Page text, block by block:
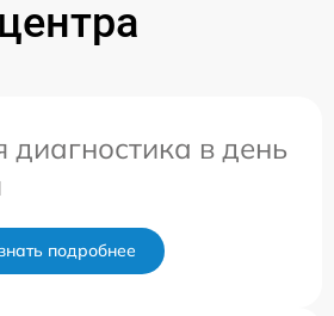
центра
диагностика в день
подробнее